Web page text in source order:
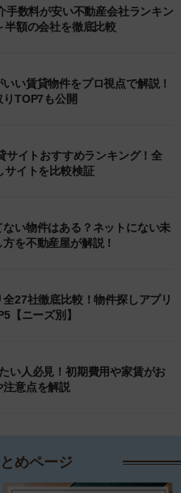
手数料が安い不動産会社ランキン
半額の会社を徹底比較
い賃貸物件をプロ視点で解説！
TOP7も公開
サイトおすすめランキング！全
サイトを比較検証
ない物件はある？ネットにない未
を不動産屋が解説！
27社徹底比較！物件探しアプリ
【ニーズ別】
い人必見！初期費用や家賃がお
注意点を解説
めページ